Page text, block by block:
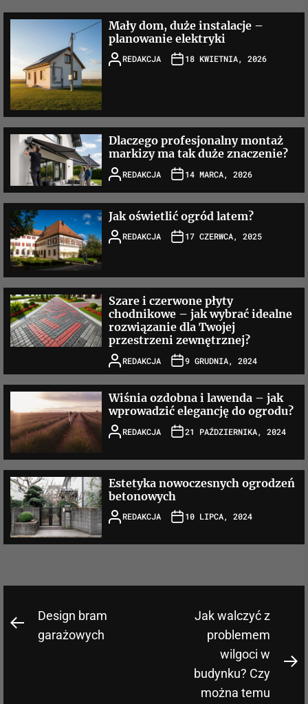
Mały dom, duże instalacje –
planowanie elektryki
REDAKCJA 18 KWIETNIA, 2026
Dlaczego profesjonalny montaż
markizy ma tak duże znaczenie?
REDAKCJA 14 MARCA, 2026
Jak oświetlić ogród latem?
REDAKCJA 17 CZERWCA, 2025
Szare i czerwone płyty
chodnikowe – jak wybrać idealne
rozwiązanie dla Twojej
przestrzeni zewnętrznej?
REDAKCJA 9 GRUDNIA, 2024
Wiśnia ozdobna i lawenda – jak
wprowadzić elegancję do ogrodu?
REDAKCJA 21 PAŹDZIERNIKA, 2024
Estetyka nowoczesnych ogrodzeń
betonowych
REDAKCJA 10 LIPCA, 2024
Nawigacja
wpisu
Previous
Design bram
garażowych
Jak walczyć z
problemem
wilgoci w
budynku? Czy
można temu